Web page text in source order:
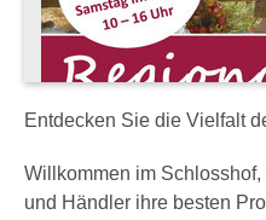
Entdecken Sie die Vielfalt
Willkommen im
und Händler ihre besten